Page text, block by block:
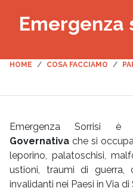
Emergenza
HOME COSA FACCIAMO
Emergenza Sorrisi è
Governativa che si
leporino, palatoschisi,
ustioni, traumi di
invalidanti nei Paesi in Via di